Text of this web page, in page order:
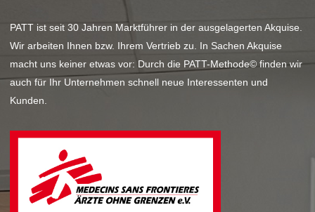
PATT ist seit 30 Jahren Marktführer in der ausgelagerten Akquise.
Wir arbeiten Ihnen bzw. Ihrem Vertrieb zu. In Sachen Akquise
macht uns keiner etwas vor: Durch die PATT-Methode© finden wir
auch für Ihr Unternehmen schnell neue Interessenten und
Kunden.